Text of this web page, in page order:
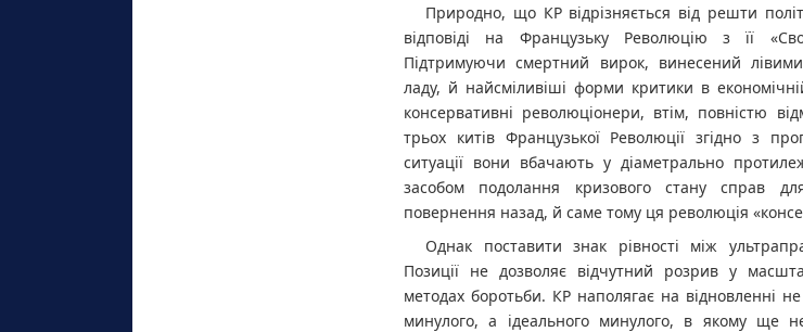
Природно, що КР відрізняється від решти
відповіді на Французьку Революцію з її
Підтримуючи смертний вирок, винесений
ладу, й найсміливіші форми критики в
консервативні революціонери, втім, повністю
трьох китів Французької Революції згідно з
ситуації вони вбачають у діаметрально
засобом подолання кризового стану справ
повернення назад, й саме тому ця революція
Однак поставити знак рівності між
Позиції не дозволяє відчутний розрив у
методах боротьби. КР наполягає на відновленні
минулого, а ідеального минулого, в якому ще